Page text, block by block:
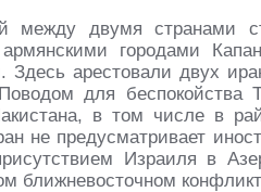
между двумя странами
городами
Здесь арестовали двух
для беспокойства
в том числе в
не предусматривает
Израиля в
ближневосточном